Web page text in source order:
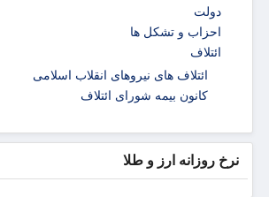
دولت
احزاب و تشکل ها
ائتلاف
ائتلاف های نیروهای انقلاب اسلامی
کانون بیمه شورای ائتلاف
نرخ روزانه ارز و طلا